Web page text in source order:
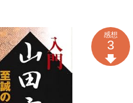
感想
3